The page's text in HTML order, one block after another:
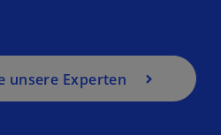
unsere Experten